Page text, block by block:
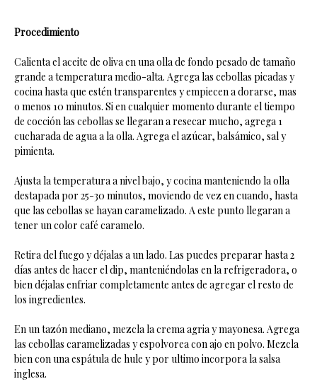
Procedimiento
Calienta el aceite de oliva en una olla de fondo pesado de tamaño
grande a temperatura medio-alta. Agrega las cebollas picadas y
cocina hasta que estén transparentes y empiecen a dorarse, mas
o menos 10 minutos. Si en cualquier momento durante el tiempo
de cocción las cebollas se llegaran a resecar mucho, agrega 1
cucharada de agua a la olla. Agrega el azúcar, balsámico, sal y
pimienta.
Ajusta la temperatura a nivel bajo, y cocina manteniendo la olla
destapada por 25-30 minutos, moviendo de vez en cuando, hasta
que las cebollas se hayan caramelizado. A este punto llegaran a
tener un color café caramelo.
Retira del fuego y déjalas a un lado. Las puedes preparar hasta 2
días antes de hacer el dip, manteniéndolas en la refrigeradora, o
bien déjalas enfriar completamente antes de agregar el resto de
los ingredientes.
En un tazón mediano, mezcla la crema agria y mayonesa. Agrega
las cebollas caramelizadas y espolvorea con ajo en polvo. Mezcla
bien con una espátula de hule y por ultimo incorpora la salsa
inglesa.